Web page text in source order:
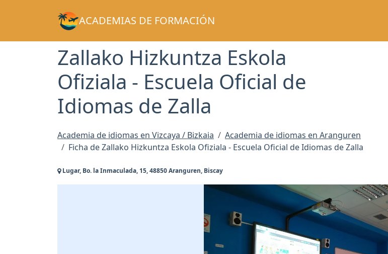
ACADEMIAS DE FORMACIÓN
Zallako Hizkuntza Eskola
Ofiziala - Escuela Oficial de
Idiomas de Zalla
Academia de idiomas en Vizcaya / Bizkaia
Academia de idiomas en Aranguren
Ficha de Zallako Hizkuntza Eskola Ofiziala - Escuela Oficial de Idiomas de Zalla
Lugar, Bo. la Inmaculada, 15, 48850 Aranguren, Biscay